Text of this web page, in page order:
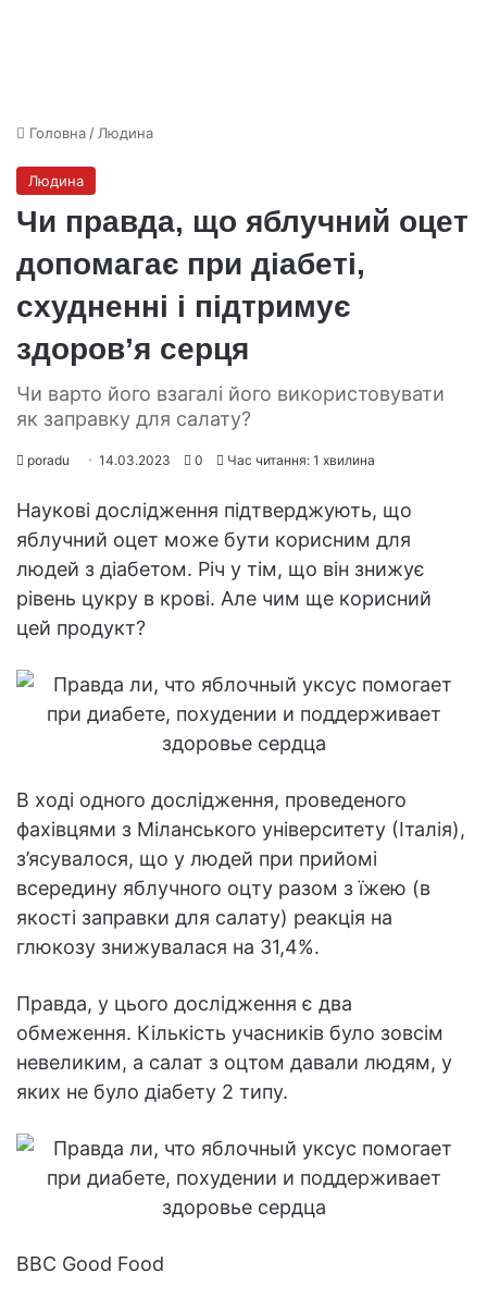
Головна / Людина
Людина
Чи правда, що яблучний оцет
допомагає при діабеті,
схудненні і підтримує
здоров’я серця
Чи варто його взагалі його використовувати
як заправку для салату?
poradu 14.03.2023 0 Час читання: 1 хвилина
Наукові дослідження підтверджують, що
яблучний оцет може бути корисним для
людей з діабетом. Річ у тім, що він знижує
рівень цукру в крові. Але чим ще корисний
цей продукт?
В ході одного дослідження, проведеного
фахівцями з Міланського університету (Італія),
з’ясувалося, що у людей при прийомі
всередину яблучного оцту разом з їжею (в
якості заправки для салату) реакція на
глюкозу знижувалася на 31,4%.
Правда, у цього дослідження є два
обмеження. Кількість учасників було зовсім
невеликим, а салат з оцтом давали людям, у
яких не було діабету 2 типу.
BBC Good Food